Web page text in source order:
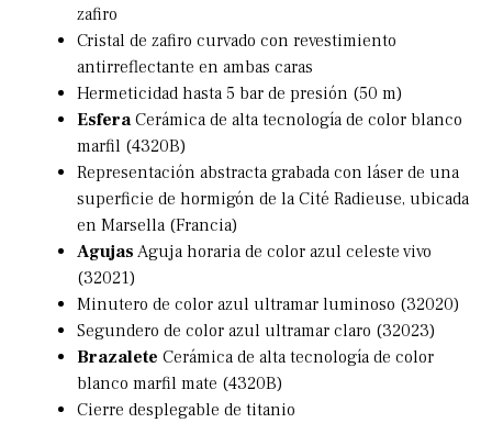
zafiro
Cristal de zafiro curvado con revestimiento
antirreflectante en ambas caras
Hermeticidad hasta 5 bar de presión (50 m)
EsferaCerámica de alta tecnología de color blanco
marfil (4320B)
Representación abstracta grabada con láser de una
superficie de hormigón de la Cité Radieuse, ubicada
en Marsella (Francia)
Agujas Aguja horaria de color azul celeste vivo
(32021)
Minutero de color azul ultramar luminoso (32020)
Segundero de color azul ultramar claro (32023)
Brazalete Cerámica de alta tecnología de color
blanco marfil mate (4320B)
Cierre desplegable de titanio